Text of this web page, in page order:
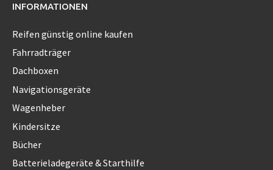
INFORMATIONEN
Reifen günstig online kaufen
Fahrradträger
Dachboxen
Navigationsgeräte
Wagenheber
Kindersitze
Bücher
Batterieladegeräte & Starthilfe